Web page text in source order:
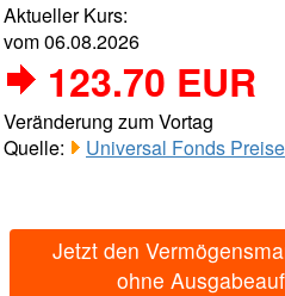
Aktueller Kurs:
vom 06.08.2026
123.70 EUR
Veränderung zum Vortag
Quelle:
Universal Fonds Preise
Jetzt den
ohne